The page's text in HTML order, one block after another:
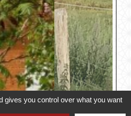
gives you control over what you want